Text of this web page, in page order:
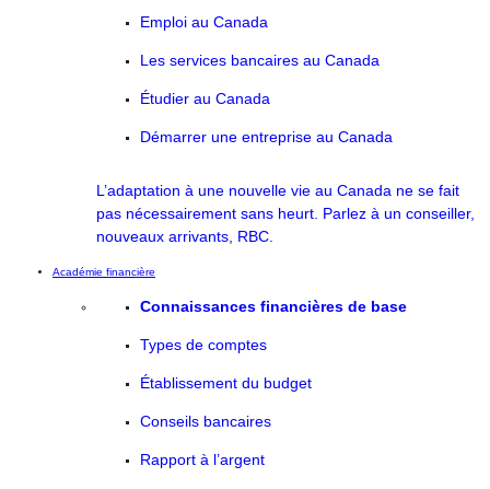
Emploi au Canada
Les services bancaires au Canada
Étudier au Canada
Démarrer une entreprise au Canada
L’adaptation à une nouvelle vie au Canada ne se fait
pas nécessairement sans heurt. Parlez à un conseiller,
nouveaux arrivants, RBC.
Académie financière
Connaissances financières de base
Types de comptes
Établissement du budget
Conseils bancaires
Rapport à l’argent